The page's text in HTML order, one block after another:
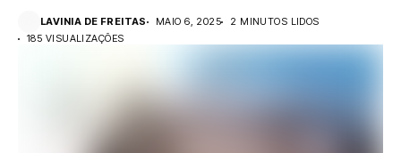
LAVINIA DE FREITAS MAIO 6, 2025
2 MINUTOS LIDOS
185 VISUALIZAÇÕES